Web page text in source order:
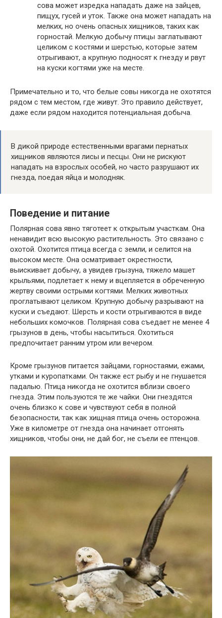
сова может изредка нападать даже на зайцев,
пищух, гусей и уток. Также она может нападать на
мелких, но очень опасных хищников, таких как
горностай. Мелкую добычу птицы заглатывают
целиком с костями и шерстью, которые затем
отрыгивают, а крупную подносят к гнезду и рвут
на куски когтями уже на месте.
Примечательно и то, что белые совы никогда не охотятся
рядом с тем местом, где живут. Это правило действует,
даже если рядом находится потенциальная добыча.
В дикой природе естественными врагами пернатых
хищников являются лисы и песцы. Они не рискуют
нападать на взрослых особей, но часто разрушают их
гнезда, поедая яйца и молодняк.
Поведение и питание
Полярная сова явно тяготеет к открытым участкам. Она
ненавидит всю высокую растительность. Это связано с
охотой. Охотится птица всегда с земли, и селится на
высоком месте. Она осматривает окрестности,
выискивает добычу, а увидев грызуна, тяжело машет
крыльями, подлетает к нему и вцепляется в обреченную
жертву своими острыми когтями. Мелких животных
проглатывают целиком. Крупную добычу разрывают на
куски и съедают. Шерсть и кости отрыгиваются в виде
небольших комочков. Полярная сова съедает не менее 4
грызунов в день, чтобы насытиться. Охотиться
предпочитает ранним утром или вечером.
Кроме грызунов питается зайцами, горностаями, ежами,
утками и куропатками. Он также ест рыбу и не гнушается
падалью. Птица никогда не охотится вблизи своего
гнезда. Этим пользуются те же чайки. Они гнездятся
очень близко к сове и чувствуют себя в полной
безопасности, так как хищная птица очень осторожна.
Уже в километре от гнезда она начинает отгонять
хищников, чтобы они, не дай бог, не съели ее птенцов.